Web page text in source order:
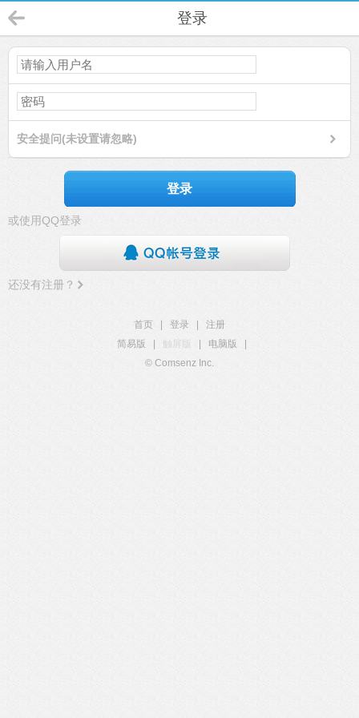
登录
安全提问(未设置请忽略)
登录
或使用QQ登录
还没有注册？
首页 登录
注册
简易版
触屏版 电脑版
© Comsenz Inc.